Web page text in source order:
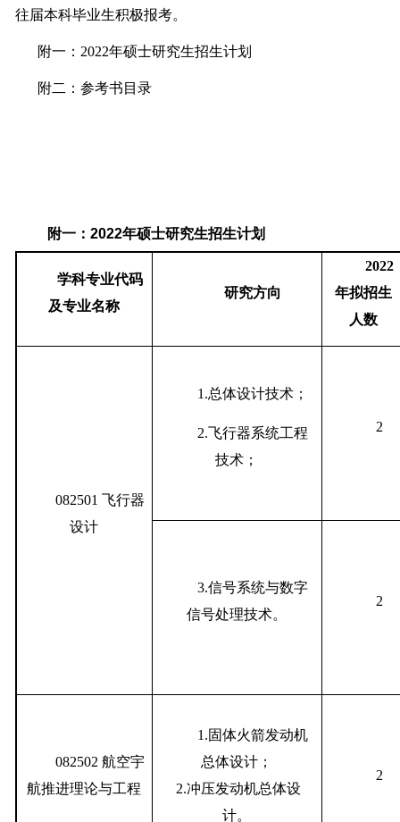
往届本科毕业生积极报考。
附一：2022年硕士研究生招生计划
附二：参考书目录
附一：2022年硕士研究生招生计划
学科专业代码
及专业名称
研究方向
2022
年拟招生
人数
082501飞行器
设计
1.总体设计技术；
2.飞行器系统工程
技术；
2
3.信号系统与数字
信号处理技术。
2
082502航空宇
航推进理论与工程
1.固体火箭发动机
总体设计；
2.冲压发动机总体设
计。
2